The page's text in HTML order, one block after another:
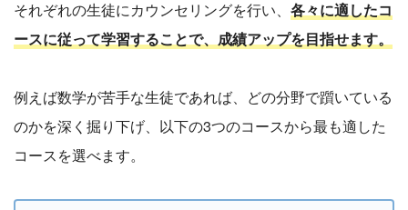
それぞれの生徒にカウンセリングを行い、 各々に適したコ
ースに従って学習することで、成績アップを目指せます。
例えば数学が苦手な生徒であれば、どの分野で躓いている
のかを深く掘り下げ、以下の3つのコースから最も適した
コースを選べます。